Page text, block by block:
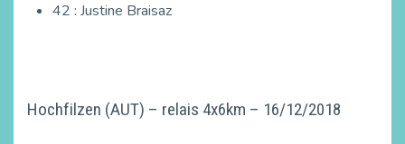
42 : Justine Braisaz
Hochfilzen (AUT) – relais 4x6km – 16/12/2018